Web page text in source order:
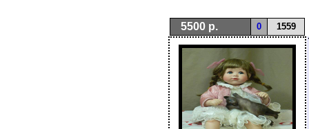
5500 р. 0 1559